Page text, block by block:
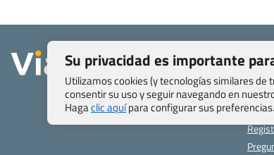
Blog
Su privacidad es importante
Utilizamos cookies (y tecnologías similares
consentir su uso y seguir navegando en
Hagaclic aquípara configurar sus preferencias.